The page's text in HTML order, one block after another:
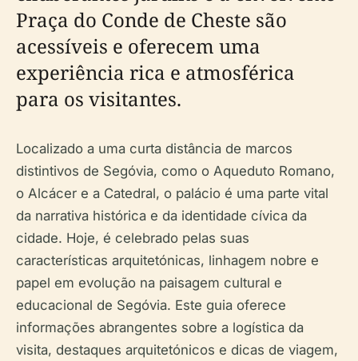
Praça do Conde de Cheste são
acessíveis e oferecem uma
experiência rica e atmosférica
para os visitantes.
Localizado a uma curta distância de marcos
distintivos de Segóvia, como o Aqueduto Romano,
o Alcácer e a Catedral, o palácio é uma parte vital
da narrativa histórica e da identidade cívica da
cidade. Hoje, é celebrado pelas suas
características arquitetónicas, linhagem nobre e
papel em evolução na paisagem cultural e
educacional de Segóvia. Este guia oferece
informações abrangentes sobre a logística da
visita, destaques arquitetónicos e dicas de viagem,